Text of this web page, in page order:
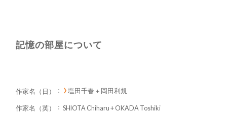
記憶の部屋について
作家名（日） 塩田千春＋岡田利規
作家名（英）
SHIOTA Chiharu + OKADA Toshiki